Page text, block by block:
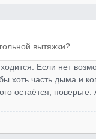
вытяжки?
Если нет
хоть часть дыма и
остаётся, поверьте.